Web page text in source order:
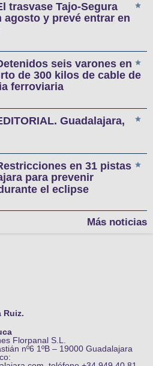
trasvase Tajo-Segura
agosto y prevé entrar en
seis varones en
de 300 kilos de cable de
ferroviaria
Guadalajara,
en 31 pistas
para prevenir
el eclipse
Más noticias
Ruiz.
Florpanal S.L.
nº6 1ºB – 19000 Guadalajara